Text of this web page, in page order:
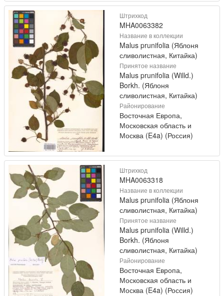
Штрихкод
MHA0063382
Название в коллекции
Malus prunifolia (Яблоня
сливолистная, Китайка)
Принятое название
Malus prunifolia (Willd.)
Borkh. (Яблоня
сливолистная, Китайка)
Районирование
Восточная Европа,
Московская область и
Москва (E4a) (Россия)
Штрихкод
MHA0063318
Название в коллекции
Malus prunifolia (Яблоня
сливолистная, Китайка)
Принятое название
Malus prunifolia (Willd.)
Borkh. (Яблоня
сливолистная, Китайка)
Районирование
Восточная Европа,
Московская область и
Москва (E4a) (Россия)